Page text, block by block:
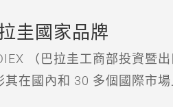
圭國家品牌
（巴拉圭工商部投資暨
其在國內和 30 多個國際市場